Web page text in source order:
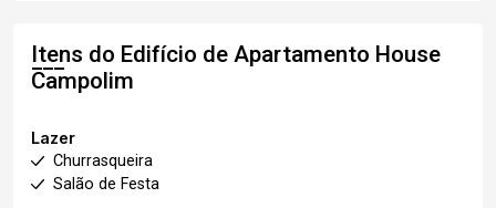
Itens do Edifício de Apartamento House
Campolim
Lazer
Churrasqueira
Salão de Festa